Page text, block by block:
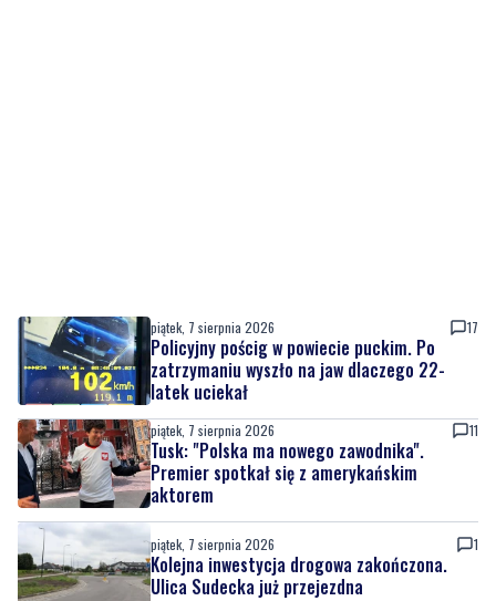
piątek, 7 sierpnia 2026 17
Policyjny pościg w powiecie puckim. Po
zatrzymaniu wyszło na jaw dlaczego 22-
latek uciekał
piątek, 7 sierpnia 2026 11
Tusk: "Polska ma nowego zawodnika".
Premier spotkał się z amerykańskim
aktorem
piątek, 7 sierpnia 2026 1
Kolejna inwestycja drogowa zakończona.
Ulica Sudecka już przejezdna